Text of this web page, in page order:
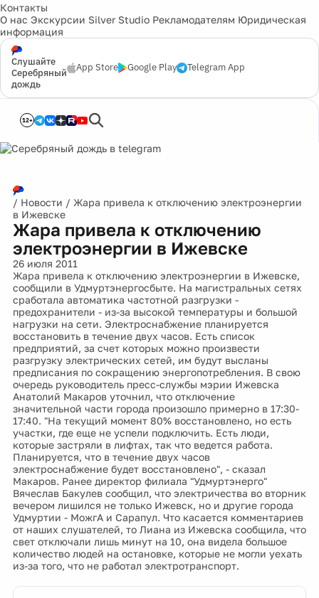
Контакты
О нас Экскурсии Silver Studio Рекламодателям Юридическая
информация
Слушайте
Серебряный
дождь
App Store Google Play Telegram App
12+
/ Новости / Жара привела к отключению электроэнергии
в Ижевске
Жара привела к отключению
электроэнергии в Ижевске
26 июля 2011
Жара привела к отключению электроэнергии в Ижевске,
сообщили в Удмуртэнергосбыте. На магистральных сетях
сработала автоматика частотной разгрузки -
предохранители - из-за высокой температуры и большой
нагрузки на сети. Электроснабжение планируется
восстановить в течение двух часов. Есть список
предприятий, за счет которых можно произвести
разгрузку электрических сетей, им будут высланы
предписания по сокращению энергопотребления. В свою
очередь руководитель пресс-службы мэрии Ижевска
Анатолий Макаров уточнил, что отключение
значительной части города произошло примерно в 17:30-
17:40. "На текущий момент 80% восстановлено, но есть
участки, где еще не успели подключить. Есть люди,
которые застряли в лифтах, так что ведется работа.
Планируется, что в течение двух часов
электроснабжение будет восстановлено", - сказал
Макаров. Ранее директор филиала "Удмуртэнерго"
Вячеслав Бакулев сообщил, что электричества во вторник
вечером лишился не только Ижевск, но и другие города
Удмуртии - МожгА и Сарапул. Что касается комментариев
от наших слушателей, то Лиана из Ижевска сообщила, что
свет отключали лишь минут на 10, она видела большое
количество людей на остановке, которые не могли уехать
из-за того, что не работал электротранспорт.